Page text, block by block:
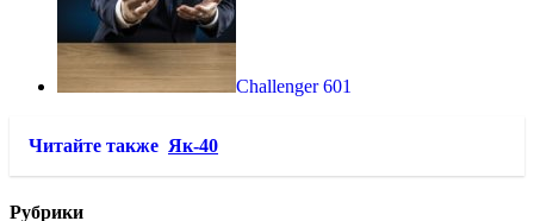
Challenger 601
Читайте также Як-40
Рубрики